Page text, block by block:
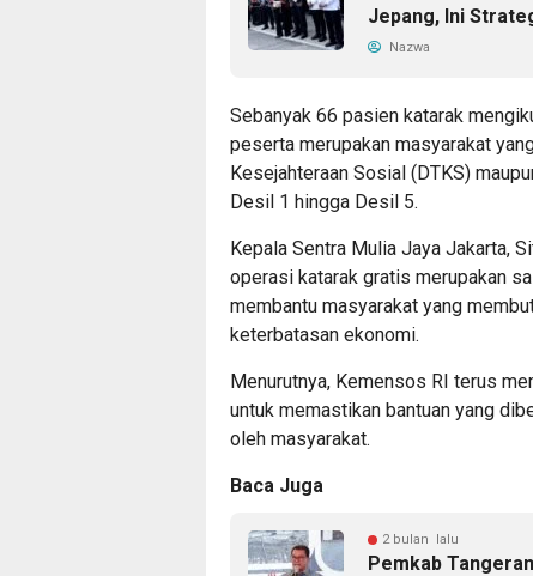
Jepang, Ini
Nazwa
Sebanyak 66 pasien katarak
peserta merupakan masyarakat
Kesejahteraan Sosial (DTKS)
Desil 1 hingga Desil 5.
Kepala Sentra Mulia Jaya Jakarta,
operasi katarak gratis merupakan
membantu masyarakat yang
keterbatasan ekonomi.
Menurutnya, Kemensos RI terus
untuk memastikan bantuan yang
oleh masyarakat.
Baca Juga
2 bulan lalu
Pemkab